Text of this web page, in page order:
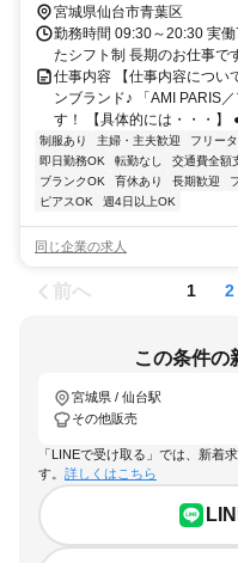
宮城県仙台市青葉区
勤務時間 09:30～20:30 実
たシフト制 長期のお仕事で
仕事内容 【仕事内容につい
ンブランド♪ 「AMI PARIS
す！ 【具体的には・・・】
制服あり 主婦・主夫歓迎 フリー
即日勤務OK
転勤なし 交通費全額
ブランクOK
育休あり 長期歓迎
ピアスOK
週4日以上OK
同じ企業の求人
前へ 1 2
この条件の
宮城県 / 仙台駅
その他販売
「LINEで受け取る」では、新着
す。 詳しくはこちら